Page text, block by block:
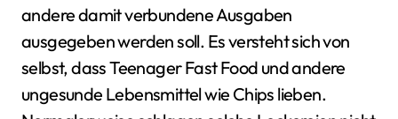
andere damit verbundene Ausgaben
ausgegeben werden soll. Es versteht sich von
selbst, dass Teenager Fast Food und andere
ungesunde Lebensmittel wie Chips lieben.